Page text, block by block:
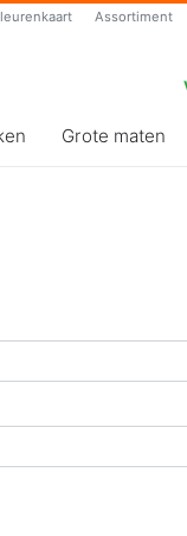
Assortiment
Grote maten